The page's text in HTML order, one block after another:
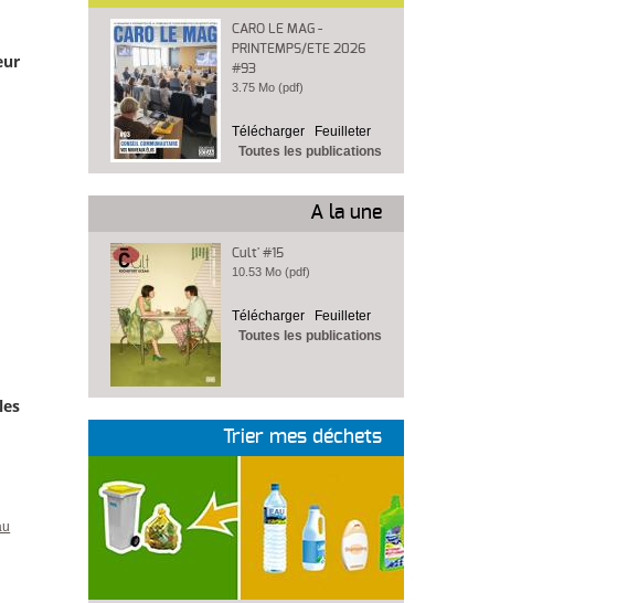
CARO LE MAG -
PRINTEMPS/ETE 2026
#93
3.75 Mo (pdf)
Télécharger
Feuilleter
Toutes les publications
A la une
Cult' #15
10.53 Mo (pdf)
Télécharger
Feuilleter
Toutes les publications
Trier mes déchets